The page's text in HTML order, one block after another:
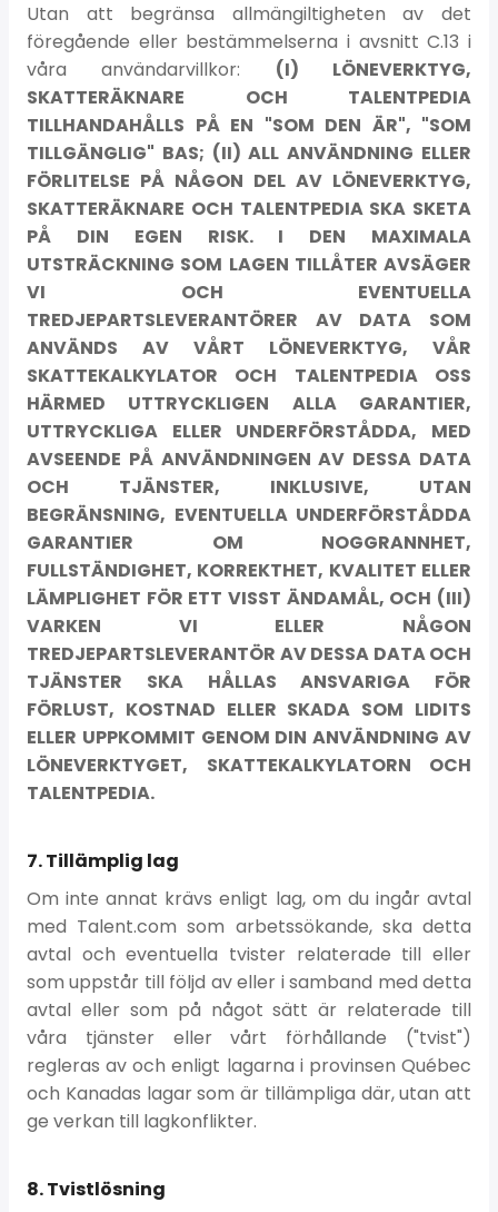
Utan att begränsa allmängiltigheten av det
föregående eller bestämmelserna i avsnitt C.13 i
våra användarvillkor: (I) LÖNEVERKTYG,
SKATTERÄKNARE OCH TALENTPEDIA
TILLHANDAHÅLLS PÅ EN "SOM DEN ÄR", "SOM
TILLGÄNGLIG" BAS; (II) ALL ANVÄNDNING ELLER
FÖRLITELSE PÅ NÅGON DEL AV LÖNEVERKTYG,
SKATTERÄKNARE OCH TALENTPEDIA SKA SKETA
PÅ DIN EGEN RISK. I DEN MAXIMALA
UTSTRÄCKNING SOM LAGEN TILLÅTER AVSÄGER
VI OCH EVENTUELLA
TREDJEPARTSLEVERANTÖRER AV DATA SOM
ANVÄNDS AV VÅRT LÖNEVERKTYG, VÅR
SKATTEKALKYLATOR OCH TALENTPEDIA OSS
HÄRMED UTTRYCKLIGEN ALLA GARANTIER,
UTTRYCKLIGA ELLER UNDERFÖRSTÅDDA, MED
AVSEENDE PÅ ANVÄNDNINGEN AV DESSA DATA
OCH TJÄNSTER, INKLUSIVE, UTAN
BEGRÄNSNING, EVENTUELLA UNDERFÖRSTÅDDA
GARANTIER OM NOGGRANNHET,
FULLSTÄNDIGHET, KORREKTHET, KVALITET ELLER
LÄMPLIGHET FÖR ETT VISST ÄNDAMÅL, OCH (III)
VARKEN VI ELLER NÅGON
TREDJEPARTSLEVERANTÖR AV DESSA DATA OCH
TJÄNSTER SKA HÅLLAS ANSVARIGA FÖR
FÖRLUST, KOSTNAD ELLER SKADA SOM LIDITS
ELLER UPPKOMMIT GENOM DIN ANVÄNDNING AV
LÖNEVERKTYGET, SKATTEKALKYLATORN OCH
TALENTPEDIA.
7. Tillämplig lag
Om inte annat krävs enligt lag, om du ingår avtal
med Talent.com som arbetssökande, ska detta
avtal och eventuella tvister relaterade till eller
som uppstår till följd av eller i samband med detta
avtal eller som på något sätt är relaterade till
våra tjänster eller vårt förhållande ("tvist")
regleras av och enligt lagarna i provinsen Québec
och Kanadas lagar som är tillämpliga där, utan att
ge verkan till lagkonflikter.
8. Tvistlösning